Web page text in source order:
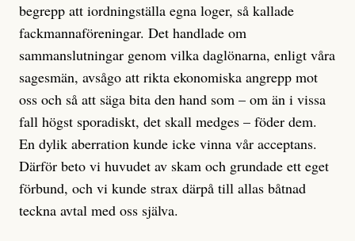
begrepp att iordningställa egna loger, så kallade
fackmannaföreningar. Det handlade om
sammanslutningar genom vilka daglönarna, enligt våra
sagesmän, avsågo att rikta ekonomiska angrepp mot
oss och så att säga bita den hand som – om än i vissa
fall högst sporadiskt, det skall medges – föder dem.
En dylik aberration kunde icke vinna vår acceptans.
Därför beto vi huvudet av skam och grundade ett eget
förbund, och vi kunde strax därpå till allas båtnad
teckna avtal med oss själva.